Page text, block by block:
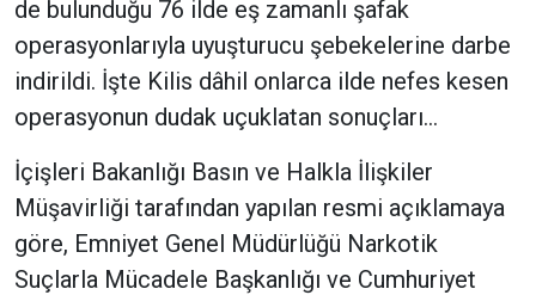
de bulunduğu 76 ilde eş zamanlı şafak
operasyonlarıyla uyuşturucu şebekelerine darbe
indirildi. İşte Kilis dâhil onlarca ilde nefes kesen
operasyonun dudak uçuklatan sonuçları...
İçişleri Bakanlığı Basın ve Halkla İlişkiler
Müşavirliği tarafından yapılan resmi açıklamaya
göre, Emniyet Genel Müdürlüğü Narkotik
Suçlarla Mücadele Başkanlığı ve Cumhuriyet